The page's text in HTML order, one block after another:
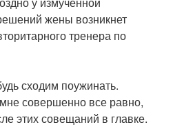
жены возникнет
тренера по
сходим поужинать.
совершенно все равно,
этих совещаний в главке.